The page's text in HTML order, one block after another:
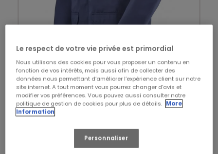
Le respect de votre vie privée est primordial
Nous utilisons des cookies pour vous proposer un contenu en
fonction de vos intérêts, mais aussi afin de collecter des
données nous permettant d’améliorer l’expérience client sur notre
site internet. A tout moment vous pourrez changer d’avis et
modifier vos préférences. Vous pouvez aussi consulter notre
politique de gestion de cookies pour plus de détails. More
Information
Personnaliser